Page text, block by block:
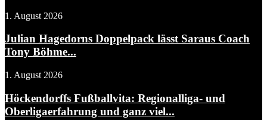
1. August 2026
Julian Hagedorns Doppelpack lässt Saraus Coach
Tony Böhme...
1. August 2026
Höckendorffs Fußballvita: Regionalliga- und
Oberligaerfahrung und ganz viel...